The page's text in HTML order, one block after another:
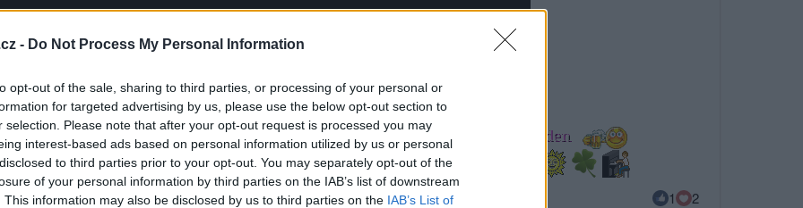
- Do Not Process My Personal Information
opt-out of the sale, sharing to third parties, or processing of your personal or
for targeted advertising by us, please use the below opt-out section to
selection. Please note that after your opt-out request is processed you may
interest-based ads based on personal information utilized by us or personal
to third parties prior to your opt-out. You may separately opt-out of the
of your personal information by third parties on the IAB’s list of downstream
This information may also be disclosed by us to third parties on the IAB’s List of
se a odpovědět 1 2